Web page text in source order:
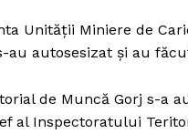
Unității Miniere de
au autosesizat și au
de Muncă Gorj s-a
al Inspectoratului